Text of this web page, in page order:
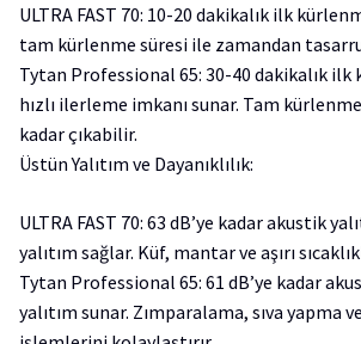
ULTRA FAST 70: 10-20 dakikalık ilk
tam kürlenme süresi ile zamandan
Tytan Professional 65: 30-40 dakikalık ilk
hızlı ilerleme imkanı sunar. Tam
kadar çıkabilir.
Üstün Yalıtım ve Dayanıklılık:
ULTRA FAST 70: 63 dB’ye kadar akustik
yalıtım sağlar. Küf, mantar ve aşırı
Tytan Professional 65: 61 dB’ye kadar
yalıtım sunar. Zımparalama, sıva yapma